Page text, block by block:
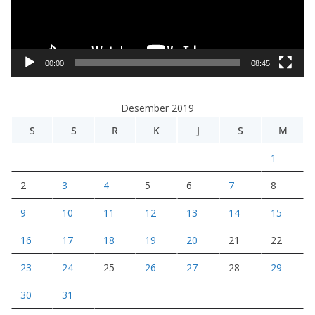
d
00:00 08:45
Desember 2019
S
S R K J S M
1
2 3 4 5 6 7 8
9 10 11 12 13 14 15
16 17 18 19 20 21 22
23 24 25 26 27 28 29
30 31